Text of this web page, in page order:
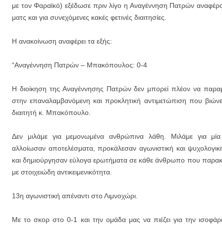
Εγγραφείτε στις ενημερώσεις μέσω email (1 email/ημέρα):
με τον Φαραϊκό) εξέδωσε πριν λίγο η Αναγέννηση Πατρών
ματς και για συνεχόμενες κακές φετινές διαιτησίες.
Η ανακοίνωση αναφέρει τα εξής:
“Αναγέννηση Πατρών – Μπακόπουλος: 0-4
Η διοίκηση της Αναγέννησης Πατρών δεν μπορεί πλέον να
στην επαναλαμβανόμενη και προκλητική αντιμετώπιση που
διαιτητή κ. Μπακόπουλο.
Δεν μιλάμε για μεμονωμένα ανθρώπινα λάθη. Μιλάμε για
αλλοίωσαν αποτελέσματα, προκάλεσαν αγωνιστική και
και δημιούργησαν εύλογα ερωτήματα σε κάθε άνθρωπο που
με στοιχειώδη αντικειμενικότητα.
13η αγωνιστική απέναντι στο Λιμνοχώρι.
Με το σκορ στο 0-1 και την ομάδα μας να πιέζει για την